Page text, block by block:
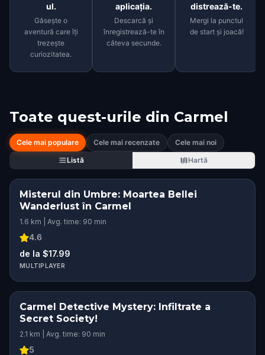
ul.
Găsește o
aventură care îți
trezește
curiozitatea.
aplicația.
Descarcă și
înregistrează-te în
câteva secunde.
distrează-te.
Mergi la punctul
de start și joacă!
Toate quest-urile din Carmel
Cele mai populare Cele mai recenzate
Cele mai noi
Listă
Hartă
Misterul din Umbre: Moartea Bellei
Wanderlust în Carmel
1.6 km | Avg. time: 90 min
4.6
de la $17.99
MULTIPLAYER
Carmel Detective Mystery: Infiltrate a
Secret Society!
2.1 km | Avg. time: 90 min
5